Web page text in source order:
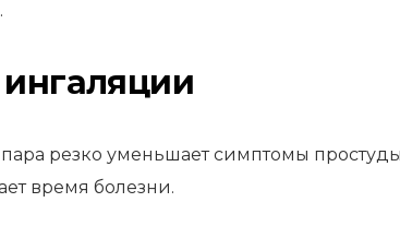
резко уменьшаетсимптомы
время болезни.